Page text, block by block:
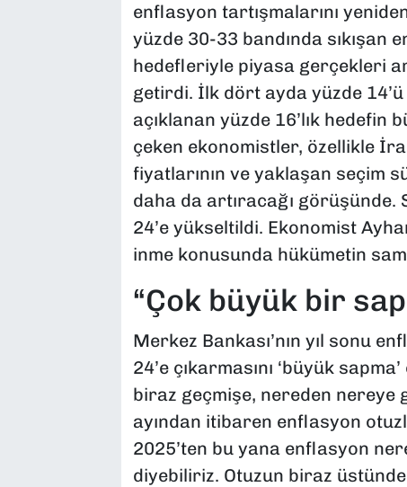
enflasyon tartışmalarını
yüzde 30-33 bandında sıkışan
hedefleriyle piyasa gerçekleri
getirdi. İlk dört ayda yüzde 14’ü
açıklanan yüzde 16’lık
çeken ekonomistler, özellikle
fiyatlarının ve yaklaşan seçim
daha da artıracağı görüşünde.
24’e yükseltildi. Ekonomist
inme konusunda hükümetin
“Çok büyük bir
Merkez Bankası’nın yıl sonu
24’e çıkarmasını ‘büyük
biraz geçmişe, nereden nereye
ayından itibaren enflasyon
2025’ten bu yana enflasyon
diyebiliriz. Otuzun biraz